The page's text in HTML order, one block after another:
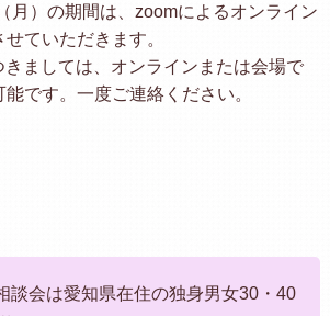
月）の期間は、zoomによるオンライン
ていただきます。
ましては、オンラインまたは会場で
です。一度ご連絡ください。
談会は愛知県在住の独身男女30・40